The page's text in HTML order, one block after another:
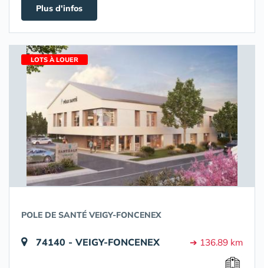
Plus d'infos
LOTS À LOUER
POLE DE SANTÉ VEIGY-FONCENEX
74140 - VEIGY-FONCENEX ➔ 136.89 km